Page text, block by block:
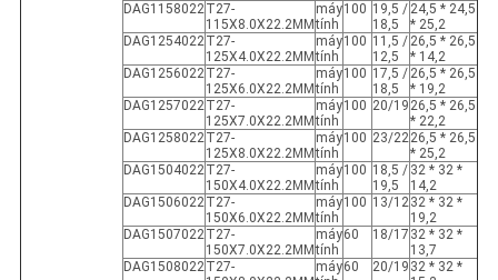
DAG1158022T27-
115X8.0X22.2MM
máy
tính
100 19,5 /
18,5
24,5 * 24,5
* 25,2
DAG1254022T27-
125X4.0X22.2MM
máy
tính
100 11,5 /
12,5
26,5 * 26,5
* 14,2
DAG1256022T27-
125X6.0X22.2MM
máy
tính
100 17,5 /
18,5
26,5 * 26,5
* 19,2
DAG1257022T27-
125X7.0X22.2MM
máy
tính
100 20/19 26,5 * 26,5
* 22,2
DAG1258022T27-
125X8.0X22.2MM
máy
tính
100 23/2226,5 * 26,5
* 25,2
DAG1504022T27-
150X4.0X22.2MM
máy
tính
100 18,5 /
19,5
32 * 32 *
14,2
DAG1506022T27-
150X6.0X22.2MM
máy
tính
100 13/1232 * 32 *
19,2
DAG1507022T27-
150X7.0X22.2MM
máy
tính
60 18/17 32 * 32 *
13,7
DAG1508022T27-
máy60 20/19 32 * 32 *